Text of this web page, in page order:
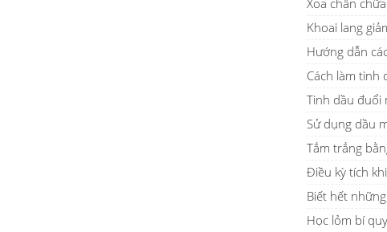
Khoai lang
Hướng dẫn
Cách làm tinh
Tinh dầu đuổi
Sử dụng dầu
Tắm trắng
Điều kỳ tích
Biết hết
Học lỏm bí